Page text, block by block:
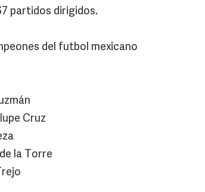
partidos dirigidos.
del futbol mexicano
Cruz
la Torre